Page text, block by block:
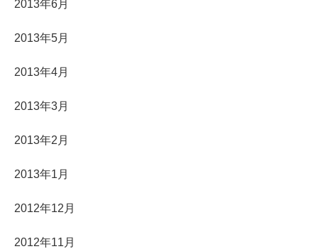
2013年6月
2013年5月
2013年4月
2013年3月
2013年2月
2013年1月
2012年12月
2012年11月